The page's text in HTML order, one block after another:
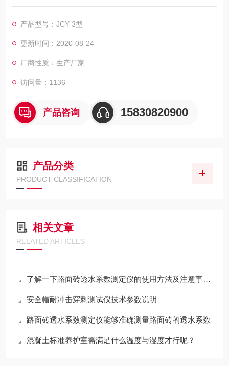
操作方式可任意切换!
局域网共享!
3、主辅燃烧器可自动旋转，定位准确。
线、结果计算。
产品型号：JCY-3型
更新时间：2020-08-24
厂商性质：生产厂家
访问量：1136
产品咨询 15830820900
产品分类
PRODUCT CLASSIFICATION
相关文章
RELATED ARTICLES
了解一下路面砖透水系数测定仪的使用方法及注意事项吧
安全帽耐冲击穿刺测试仪技术参数说明
路面砖透水系数测定仪能够准确测量路面砖的透水系数
混凝土标准养护室需满足什么温度与湿度才行呢？